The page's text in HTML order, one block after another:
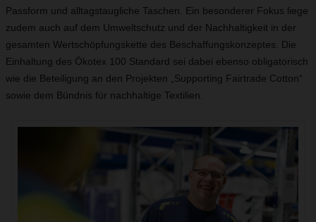
Passform und alltagstaugliche Taschen. Ein besonderer Fokus liege
zudem auch auf dem Umweltschutz und der Nachhaltigkeit in der
gesamten Wertschöpfungskette des Beschaffungskonzeptes. Die
Einhaltung des Ökotex 100 Standard sei dabei ebenso obligatorisch
wie die Beteiligung an den Projekten „Supporting Fairtrade Cotton“
sowie dem Bündnis für nachhaltige Textilien.